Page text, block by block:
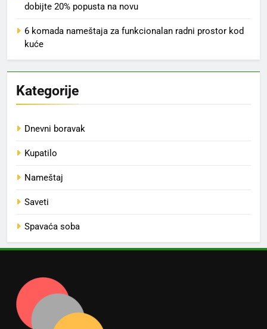
dobijte 20% popusta na novu
6 komada nameštaja za funkcionalan radni prostor kod
kuće
Kategorije
Dnevni boravak
Kupatilo
Nameštaj
Saveti
Spavaća soba